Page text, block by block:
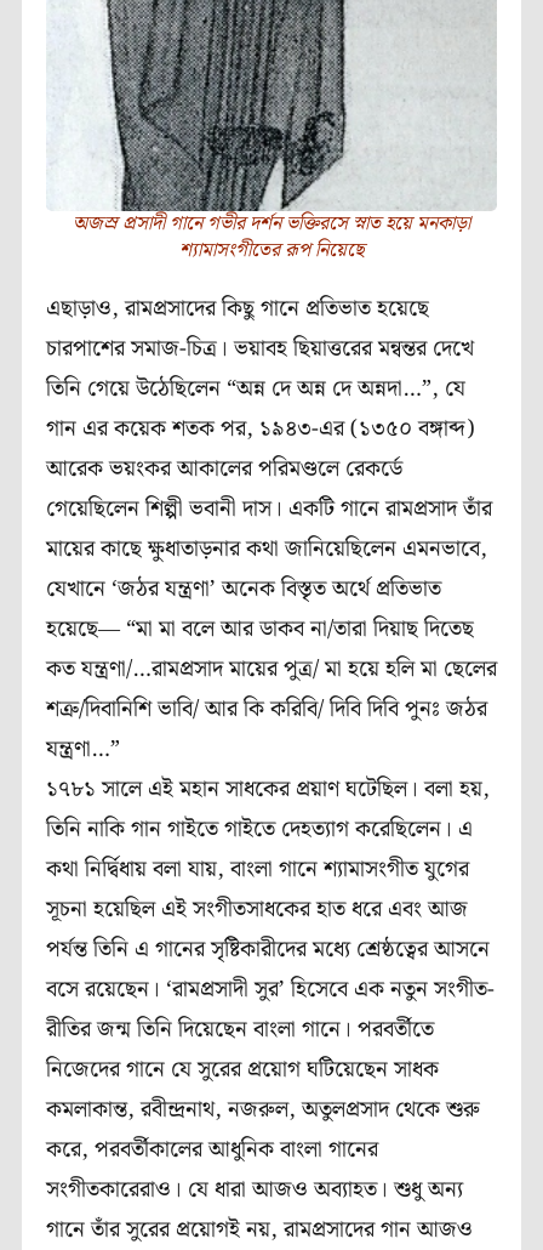
অজস্র প্রসাদী গানে গভীর দর্শন ভক্তিরসে স্নাত হয়ে মনকাড়া
শ‍্যামাসংগীতের রূপ নিয়েছে
এছাড়াও, রামপ্রসাদের কিছু গানে প্রতিভাত হয়েছে
চারপাশের সমাজ-চিত্র। ভয়াবহ ছিয়াত্তরের মন্বন্তর দেখে
তিনি গেয়ে উঠেছিলেন “অন্ন দে অন্ন দে অন্নদা…”, যে
গান এর কয়েক শতক পর, ১৯৪৩-এর (১৩৫০ বঙ্গাব্দ)
আরেক ভয়ংকর আকালের পরিমণ্ডলে রেকর্ডে
গেয়েছিলেন শিল্পী ভবানী দাস। একটি গানে রামপ্রসাদ তাঁর
মায়ের কাছে ক্ষুধাতাড়নার কথা জানিয়েছিলেন এমনভাবে,
যেখানে ‘জঠর যন্ত্রণা’ অনেক বিস্তৃত অর্থে প্রতিভাত
হয়েছে― “মা মা বলে আর ডাকব না/তারা দিয়াছ দিতেছ
কত যন্ত্রণা/…রামপ্রসাদ মায়ের পুত্র/ মা হয়ে হলি মা ছেলের
শত্রু/দিবানিশি ভাবি/ আর কি করিবি/ দিবি দিবি পুনঃ জঠর
যন্ত্রণা…”
১৭৮১ সালে এই মহান সাধকের প্রয়াণ ঘটেছিল। বলা হয়,
তিনি নাকি গান গাইতে গাইতে দেহত্যাগ করেছিলেন। এ
কথা নির্দ্বিধায় বলা যায়, বাংলা গানে শ‍্যামাসংগীত যুগের
সূচনা হয়েছিল এই সংগীতসাধকের হাত ধরে এবং আজ
পর্যন্ত তিনি এ গানের সৃষ্টিকারীদের মধ্যে শ্রেষ্ঠত্বের আসনে
বসে রয়েছেন। ‘রামপ্রসাদী সুর’ হিসেবে এক নতুন সংগীত-
রীতির জন্ম তিনি দিয়েছেন বাংলা গানে। পরবর্তীতে
নিজেদের গানে যে সুরের প্রয়োগ ঘটিয়েছেন সাধক
কমলাকান্ত, রবীন্দ্রনাথ, নজরুল, অতুলপ্রসাদ থেকে শুরু
করে, পরবর্তীকালের আধুনিক বাংলা গানের
সংগীতকারেরাও। যে ধারা আজও অব‍্যাহত। শুধু অন‍্য
গানে তাঁর সুরের প্রয়োগই নয়, রামপ্রসাদের গান আজও